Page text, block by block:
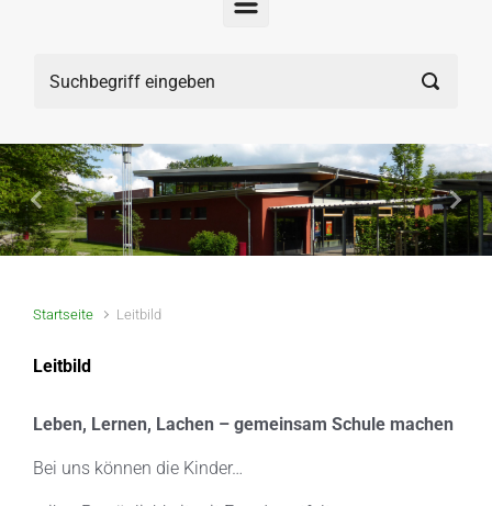
Vorheriger
Startseite Leitbild
Leitbild
Leben, Lernen, Lachen – gemeinsam Schule machen
Bei uns können die Kinder…